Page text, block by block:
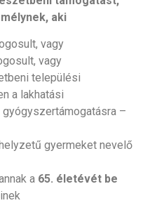
aki
vagy
vagy
települési
a lakhatási
–
gyermeket nevelő
a 65. életévét be